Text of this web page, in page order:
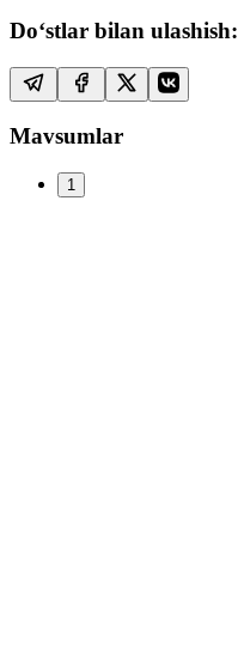
Do‘stlar bilan ulashish:
Mavsumlar
1